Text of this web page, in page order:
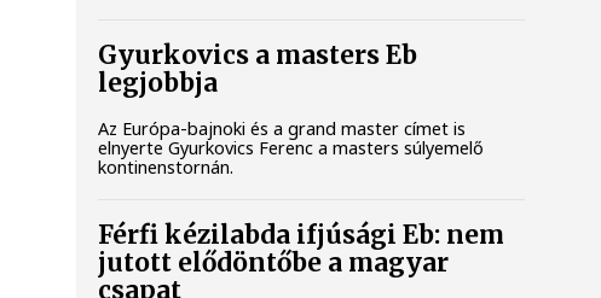
Gyurkovics a masters Eb
legjobbja
Az Európa-bajnoki és a grand master címet is
elnyerte Gyurkovics Ferenc a masters súlyemelő
kontinenstornán.
Férfi kézilabda ifjúsági Eb: nem
jutott elődöntőbe a magyar
csapat